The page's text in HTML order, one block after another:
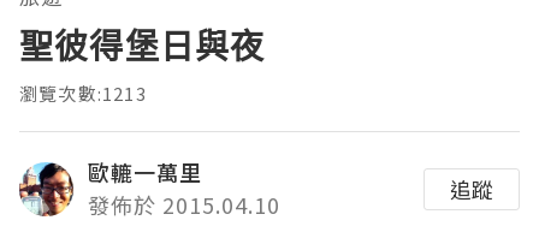
聖彼得堡日與夜
瀏覽次數:1213
歐轆一萬里
發佈於 2015.04.10
追蹤